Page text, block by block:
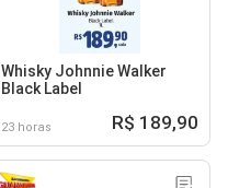
Whisky Johnnie Walker
Black Label
23 horas R$ 189,90